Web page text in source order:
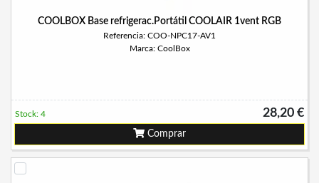
COOLBOX Base refrigerac.Portátil COOLAIR 1vent RGB
Referencia: COO-NPC17-AV1
Marca: CoolBox
28,20 €
Stock: 4
Comprar